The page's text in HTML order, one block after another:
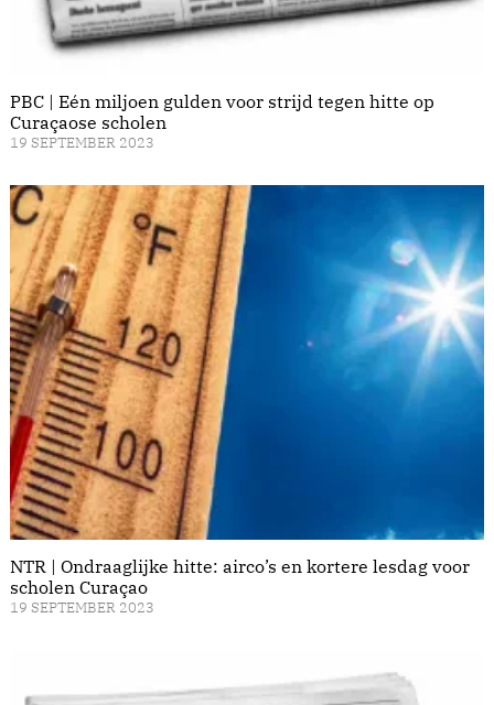
PBC | Eén miljoen gulden voor strijd tegen hitte op
Curaçaose scholen
19 SEPTEMBER 2023
NTR | Ondraaglijke hitte: airco’s en kortere lesdag voor
scholen Curaçao
19 SEPTEMBER 2023